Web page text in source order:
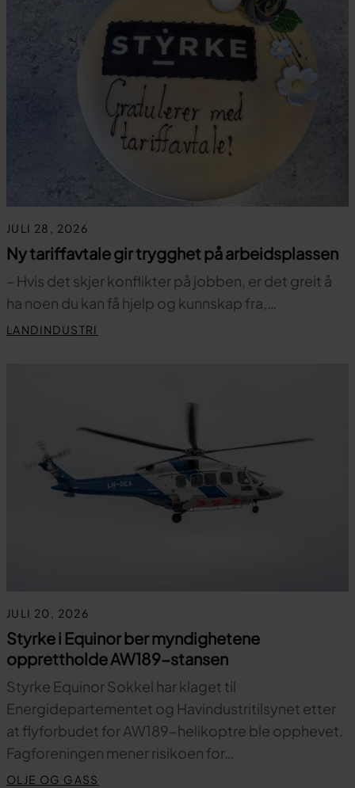
JULI 28, 2026
Ny tariffavtale gir trygghet på arbeidsplassen
– Hvis det skjer konflikter på jobben, er det greit å
ha noen du kan få hjelp og kunnskap fra,…
LANDINDUSTRI
JULI 20, 2026
Styrke i Equinor ber myndighetene
opprettholde AW189-stansen
Styrke Equinor Sokkel har klaget til
Energidepartementet og Havindustritilsynet etter
at flyforbudet for AW189-helikoptre ble opphevet.
Fagforeningen mener risikoen for…
OLJE OG GASS